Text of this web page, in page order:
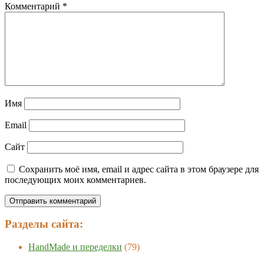
Комментарий *
Имя
Email
Сайт
Сохранить моё имя, email и адрес сайта в этом браузере для
последующих моих комментариев.
Разделы сайта:
HandMade и переделки (79)